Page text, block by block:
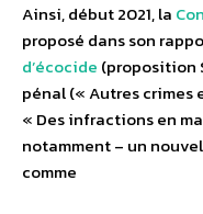
Ainsi, début 2021, la
proposé dans son
d’écocide (proposition
pénal (« Autres crimes
« Des infractions en
notamment – un
comme